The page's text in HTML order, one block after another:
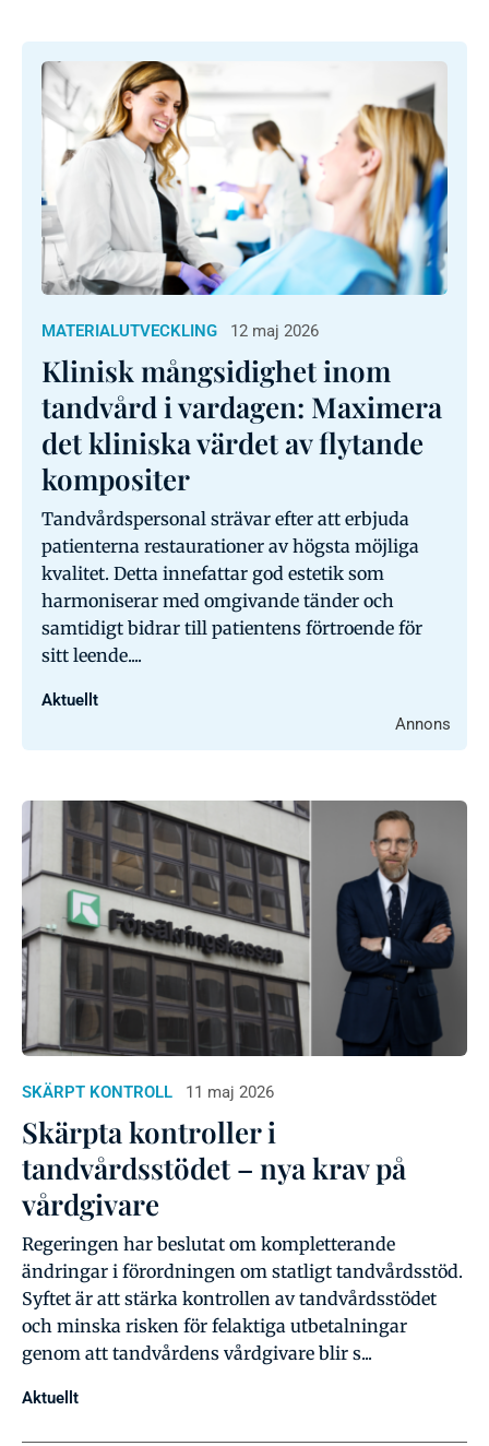
MATERIALUTVECKLING 12 maj 2026
Klinisk mångsidighet inom
tandvård i vardagen: Maximera
det kliniska värdet av flytande
kompositer
Tandvårdspersonal strävar efter att erbjuda
patienterna restaurationer av högsta möjliga
kvalitet. Detta innefattar god estetik som
harmoniserar med omgivande tänder och
samtidigt bidrar till patientens förtroende för
sitt leende....
Aktuellt
SKÄRPT KONTROLL 11 maj 2026
Skärpta kontroller i
tandvårdsstödet – nya krav på
vårdgivare
Regeringen har beslutat om kompletterande
ändringar i förordningen om statligt tandvårdsstöd.
Syftet är att stärka kontrollen av tandvårdsstödet
och minska risken för felaktiga utbetalningar
genom att tandvårdens vårdgivare blir s...
Aktuellt